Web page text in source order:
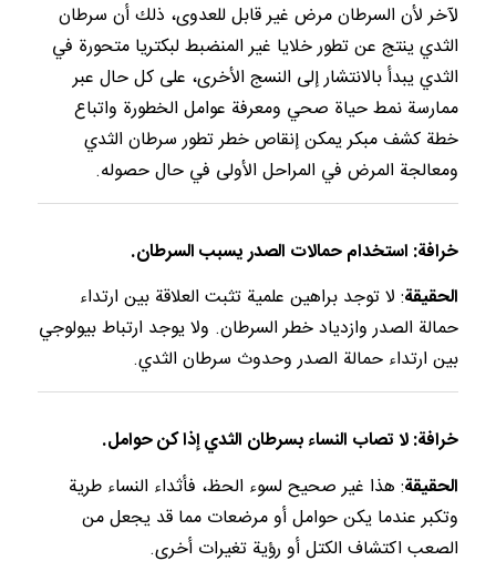
لآخر لأن السرطان مرض غير قابل للعدوى، ذلك أن سرطان
الثدي ينتج عن تطور خلايا غير المنضبط لبكتريا متحورة في
الثدي يبدأ بالانتشار إلى النسج الأخرى، على كل حال عبر
ممارسة نمط حياة صحي ومعرفة عوامل الخطورة واتباع
خطة كشف مبكر يمكن إنقاص خطر تطور سرطان الثدي
ومعالجة المرض في المراحل الأولى في حال حصوله.
خرافة: استخدام حمالات الصدر يسبب السرطان.
الحقيقة: لا توجد براهين علمية تثبت العلاقة بين ارتداء
حمالة الصدر وازدياد خطر السرطان. ولا يوجد ارتباط بيولوجي
بين ارتداء حمالة الصدر وحدوث سرطان الثدي.
خرافة: لا تصاب النساء بسرطان الثدي إذا كن حوامل.
الحقيقة: هذا غير صحيح لسوء الحظ، فأثداء النساء طرية
وتكبر عندما يكن حوامل أو مرضعات مما قد يجعل من
الصعب اكتشاف الكتل أو رؤية تغيرات أخرى.